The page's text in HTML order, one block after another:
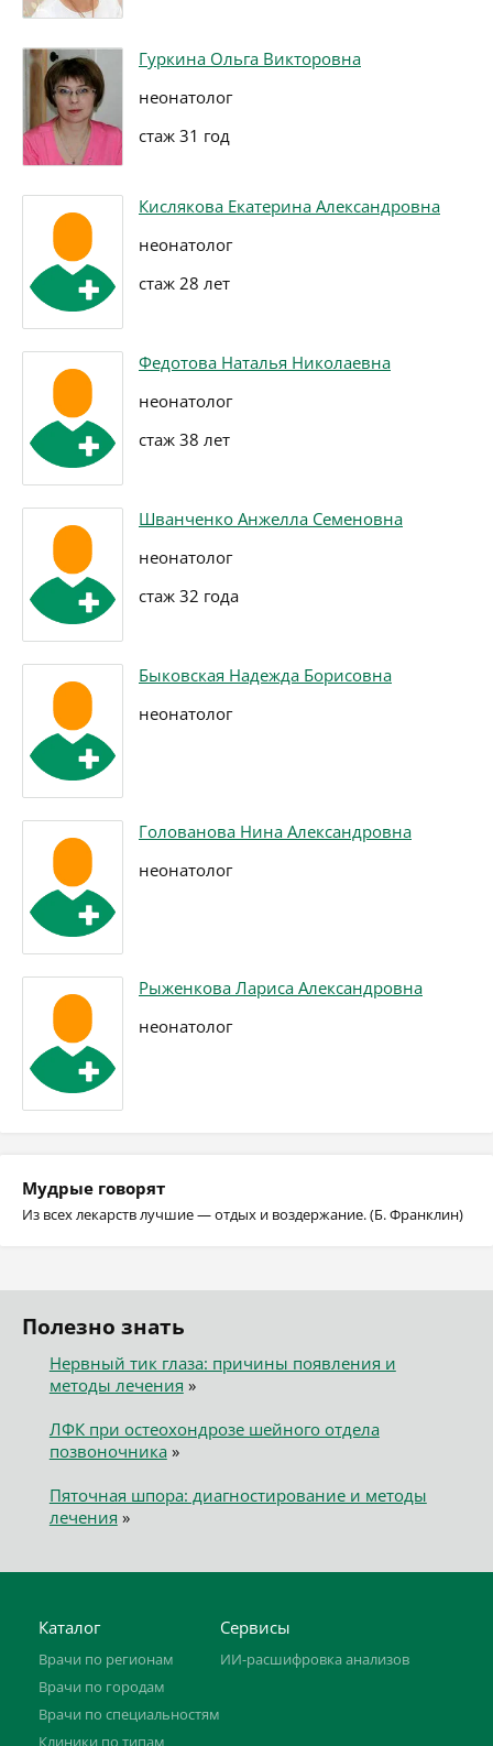
Гуркина Ольга Викторовна
неонатолог
стаж 31 год
Кислякова Екатерина Александровна
неонатолог
стаж 28 лет
Федотова Наталья Николаевна
неонатолог
стаж 38 лет
Шванченко Анжелла Семеновна
неонатолог
стаж 32 года
Быковская Надежда Борисовна
неонатолог
Голованова Нина Александровна
неонатолог
Рыженкова Лариса Александровна
неонатолог
Мудрые говорят
Из всех лекарств лучшие — отдых и воздержание. (Б. Франклин)
Полезно знать
Нервный тик глаза: причины появления и
методы лечения »
ЛФК при остеохондрозе шейного отдела
позвоночника»
Пяточная шпора: диагностирование и методы
лечения »
Каталог
Врачи по регионам
Врачи по городам
Врачи по специальностям
Клиники по типам
Сервисы
ИИ-расшифровка анализов